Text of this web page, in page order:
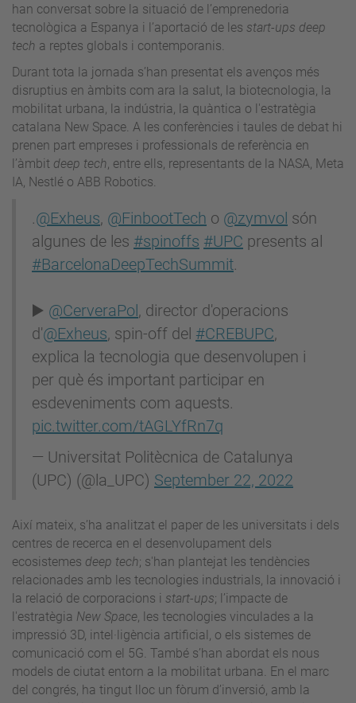
han conversat sobre la situació de l’emprenedoria
tecnològica a Espanya i l’aportació de les start-ups deep
tech a reptes globals i contemporanis.
Durant tota la jornada s’han presentat els avenços més
disruptius en àmbits com ara la salut, la biotecnologia, la
mobilitat urbana, la indústria, la quàntica o l'estratègia
catalana New Space. A les conferències i taules de debat hi
prenen part empreses i professionals de referència en
l’àmbit deep tech, entre ells, representants de la NASA, Meta
IA, Nestlé o ABB Robotics.
.@Exheus, @FinbootTech o @zymvol són
algunes de les #spinoffs #UPC presents al
#BarcelonaDeepTechSummit.
▶️ @CerveraPol, director d'operacions
d'@Exheus, spin-off del #CREBUPC,
explica la tecnologia que desenvolupen i
per què és important participar en
esdeveniments com aquests.
pic.twitter.com/tAGLYfRn7q
— Universitat Politècnica de Catalunya
(UPC) (@la_UPC) September 22, 2022
Així mateix, s’ha analitzat el paper de les universitats i dels
centres de recerca en el desenvolupament dels
ecosistemes deep tech; s'han plantejat les tendències
relacionades amb les tecnologies industrials, la innovació i
la relació de corporacions i start-ups; l’impacte de
l'estratègia New Space, les tecnologies vinculades a la
impressió 3D, intel·ligència artificial, o els sistemes de
comunicació com el 5G. També s’han abordat els nous
models de ciutat entorn a la mobilitat urbana. En el marc
del congrés, ha tingut lloc un fòrum d’inversió, amb la